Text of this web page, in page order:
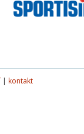
| kontakt